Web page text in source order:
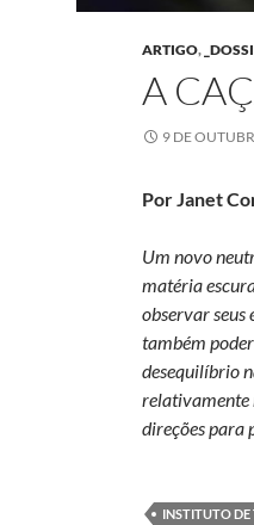
ARTIGO,
A
9 DE
Por Janet
Um novo
matéria
observar seus
também
desequilíbrio
relativamente
direções para
INSTITUTO DE